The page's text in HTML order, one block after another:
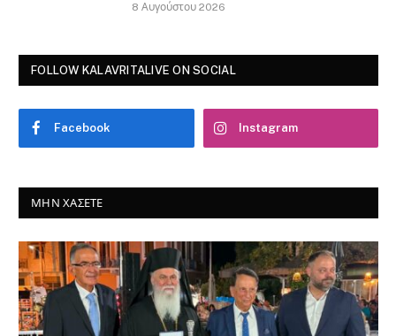
8 Αυγούστου 2026
FOLLOW KALAVRITALIVE ON SOCIAL
Facebook Instagram
ΜΗΝ ΧΆΣΕΤΕ